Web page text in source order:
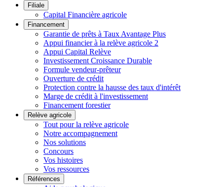
Filiale
Capital Financière agricole
Financement
Garantie de prêts à Taux Avantage Plus
Appui financier à la relève agricole 2
Appui Capital Relève
Investissement Croissance Durable
Formule vendeur-prêteur
Ouverture de crédit
Protection contre la hausse des taux d'intérêt
Marge de crédit à l'investissement
Financement forestier
Relève agricole
Tout pour la relève agricole
Notre accompagnement
Nos solutions
Concours
Vos histoires
Vos ressources
Références